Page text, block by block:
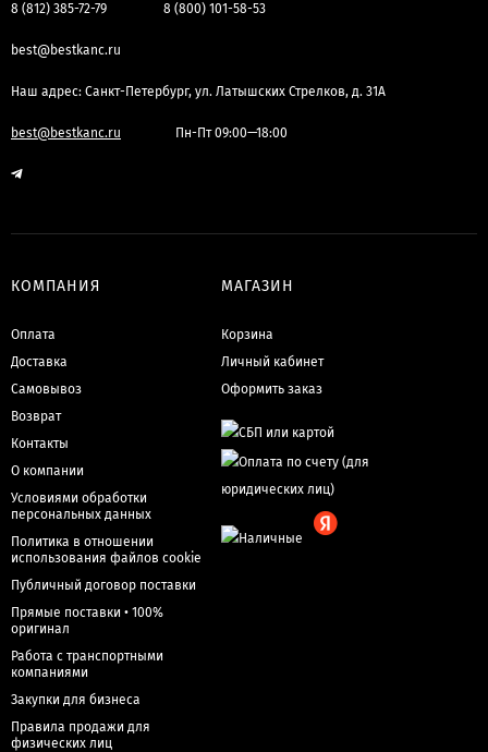
8 (812) 385-72-79 8 (800) 101-58-53
best@bestkanc.ru
Наш адрес: Санкт-Петербург, ул. Латышских Стрелков, д. 31А
best@bestkanc.ru Пн-Пт 09:00—18:00
КОМПАНИЯ
Оплата
Доставка
Самовывоз
Возврат
Контакты
О компании
Условиями обработки
персональных данных
Политика в отношении
использования файлов cookie
Публичный договор поставки
Прямые поставки • 100%
оригинал
Работа с транспортными
компаниями
Закупки для бизнеса
Правила продажи для
физических лиц
МАГАЗИН
Корзина
Личный кабинет
Оформить заказ